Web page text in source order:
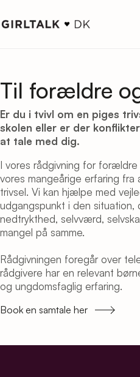
Til forældre
Er du i tvivl om en piges
skolen eller er der
at tale med dig.
I vores rådgivning for
vores mangeårige erfaring
trivsel. Vi kan hjælpe med
udgangspunkt i den
nedtrykthed, selvværd,
mangel på samme.
Rådgivningen foregår over
rådgivere har en relevant
og ungdomsfaglig erfaring.
Book en samtale her